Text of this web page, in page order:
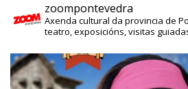
zoompontevedra
Axenda cultural da provincia de
teatro, exposicións, visitas